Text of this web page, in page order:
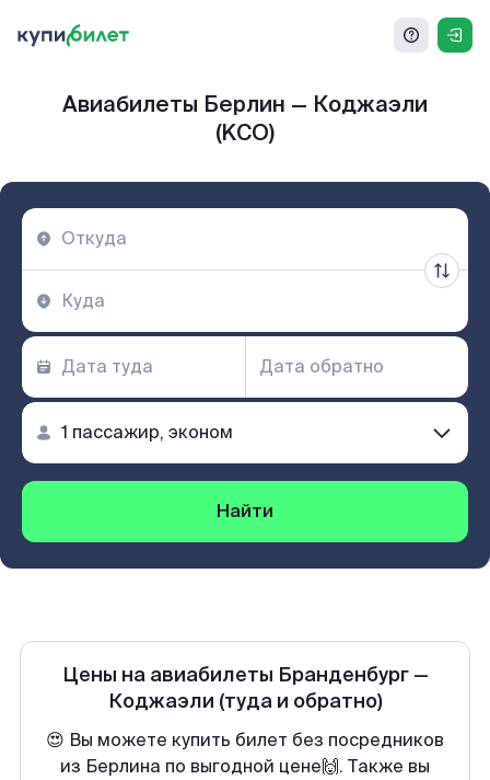
Авиабилеты Берлин — Коджаэли
(KCO)
Найти
Цены на авиабилеты Бранденбург—
Коджаэли (туда и обратно)
😍 Вы можете купить билет без посредников
из Берлина по выгодной цене🙌. Также вы